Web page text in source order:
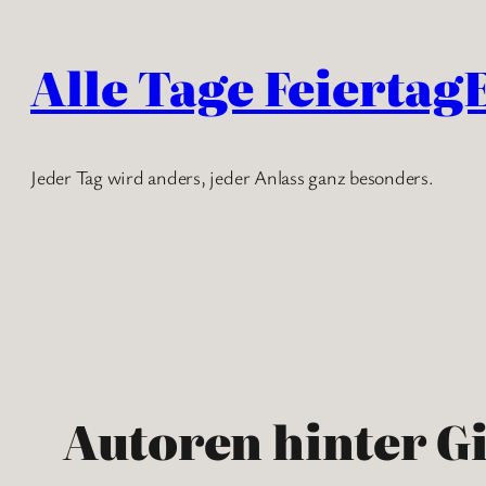
springen
Alle Tage
Jeder Tag wird anders, jeder Anlass ganz besonders.
Autoren hinter